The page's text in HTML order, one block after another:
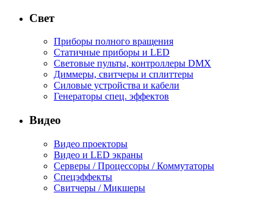
Свет
Приборы полного вращения
Статичные приборы и LED
Световые пульты, контроллеры DMX
Диммеры, свитчеры и сплиттеры
Силовые устройства и кабели
Генераторы спец. эффектов
Видео
Видео проекторы
Видео и LED экраны
Серверы / Процессоры / Коммутаторы
Спецэффекты
Свитчеры / Микшеры